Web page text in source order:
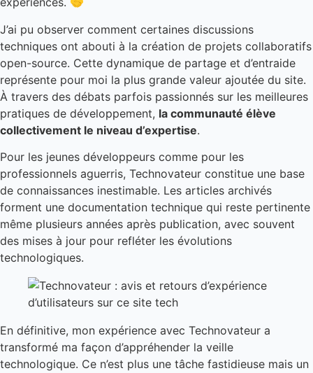
J’ai pu observer comment certaines discussions
techniques ont abouti à la création de projets collaboratifs
open-source. Cette dynamique de partage et d’entraide
représente pour moi la plus grande valeur ajoutée du site.
À travers des débats parfois passionnés sur les meilleures
pratiques de développement, la communauté élève
collectivement le niveau d’expertise.
Pour les jeunes développeurs comme pour les
professionnels aguerris, Technovateur constitue une base
de connaissances inestimable. Les articles archivés
forment une documentation technique qui reste pertinente
même plusieurs années après publication, avec souvent
des mises à jour pour refléter les évolutions
technologiques.
En définitive, mon expérience avec Technovateur a
transformé ma façon d’appréhender la veille
technologique. Ce n’est plus une tâche fastidieuse mais un